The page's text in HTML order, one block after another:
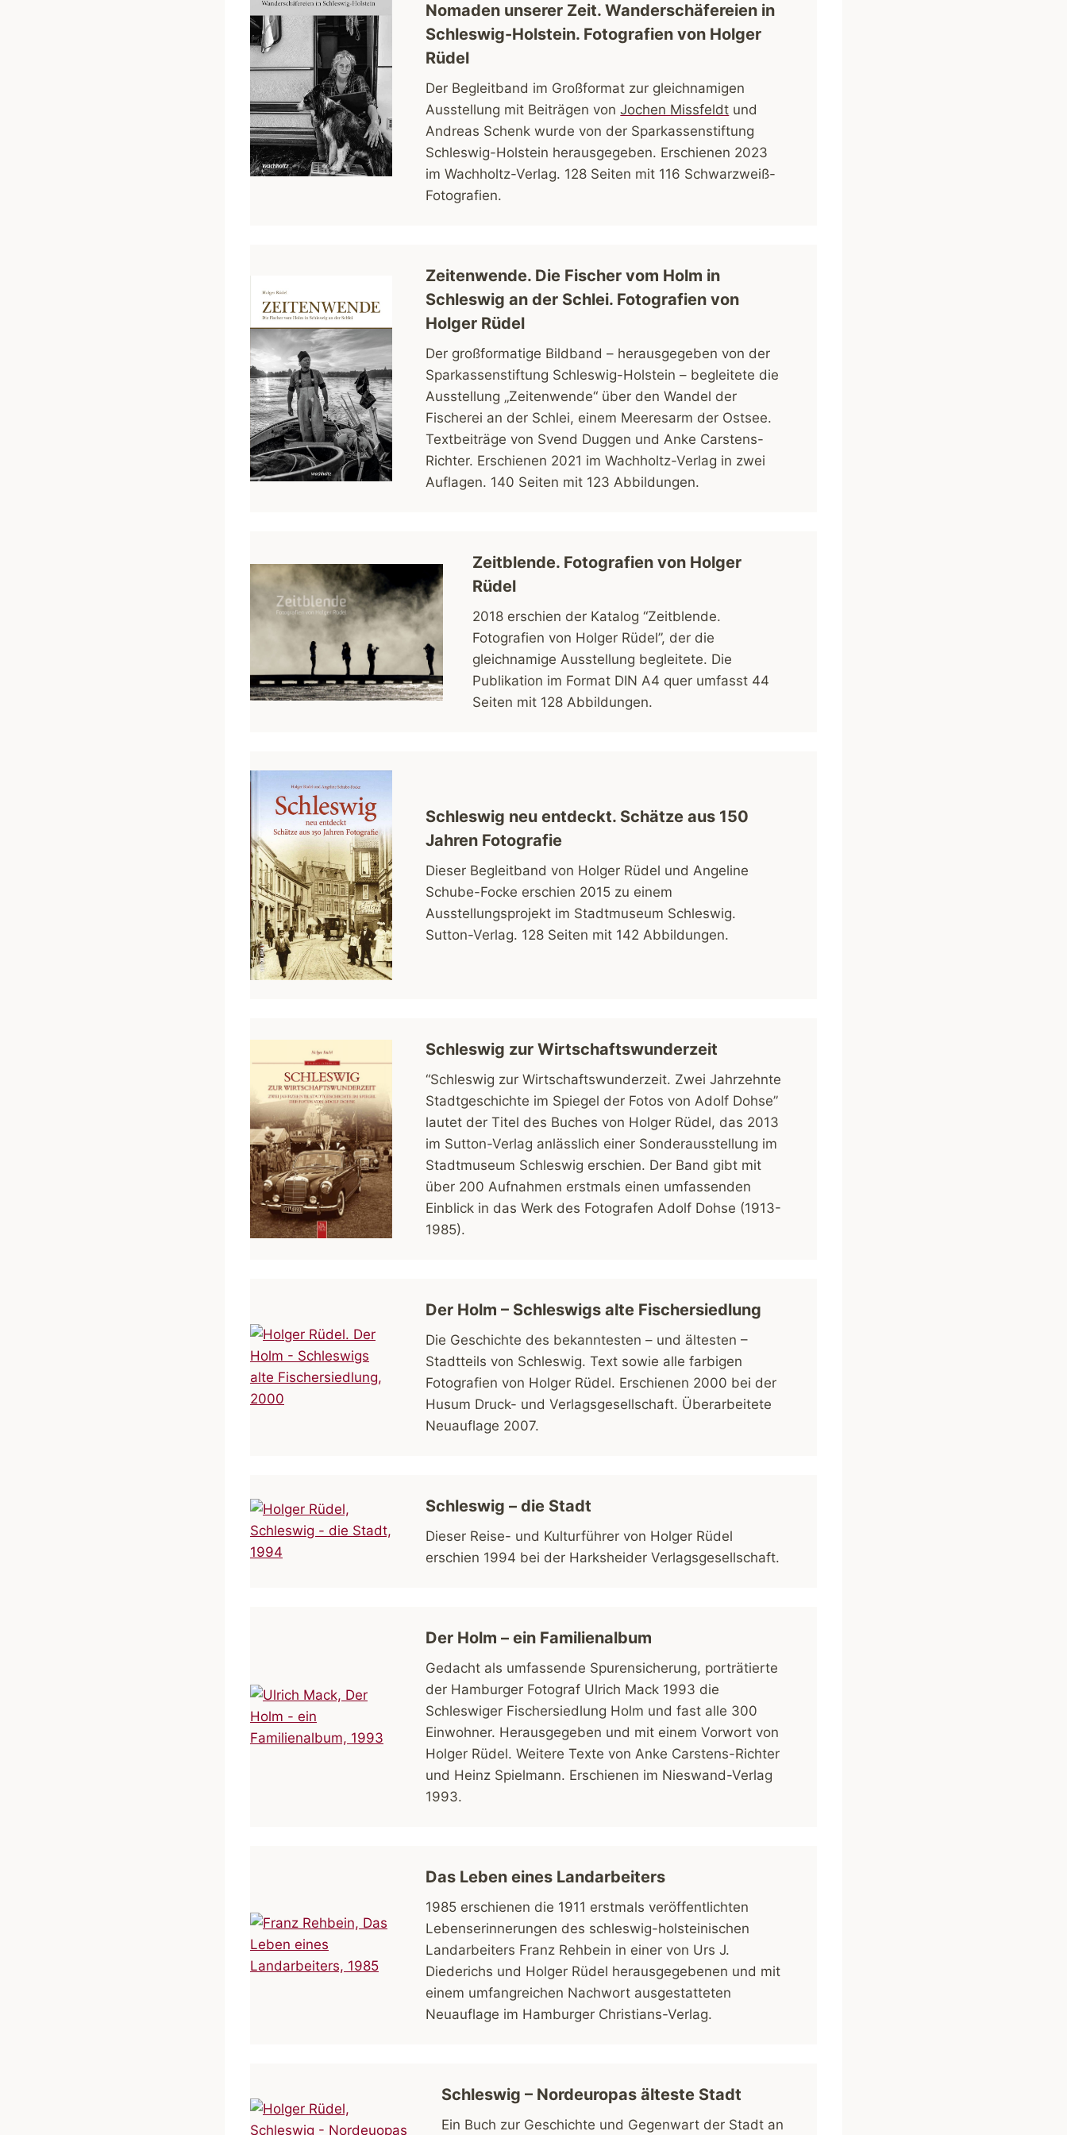
Nomaden unserer Zeit. Wanderschäfereien in
Schleswig-Holstein. Fotografien von Holger
Rüdel
Der Begleitband im Großformat zur gleichnamigen
Ausstellung mit Beiträgen vonJochen Missfeldt und
Andreas Schenk wurde von der Sparkassenstiftung
Schleswig-Holstein herausgegeben. Erschienen 2023
im Wachholtz-Verlag. 128 Seiten mit 116 Schwarzweiß-
Fotografien.
Zeitenwende. Die Fischer vom Holm in
Schleswig an der Schlei. Fotografien von
Holger Rüdel
Der großformatige Bildband – herausgegeben von der
Sparkassenstiftung Schleswig-Holstein – begleitete die
Ausstellung „Zeitenwende“ über den Wandel der
Fischerei an der Schlei, einem Meeresarm der Ostsee.
Textbeiträge von Svend Duggen und Anke Carstens-
Richter. Erschienen 2021 im Wachholtz-Verlag in zwei
Auflagen. 140 Seiten mit 123 Abbildungen.
Zeitblende. Fotografien von Holger
Rüdel
2018 erschien der Katalog “Zeitblende.
Fotografien von Holger Rüdel”, der die
gleichnamige Ausstellung begleitete. Die
Publikation im Format DIN A4 quer umfasst 44
Seiten mit 128 Abbildungen.
Schleswig neu entdeckt. Schätze aus 150
Jahren Fotografie
Dieser Begleitband von Holger Rüdel und Angeline
Schube-Focke erschien 2015 zu einem
Ausstellungsprojekt im Stadtmuseum Schleswig.
Sutton-Verlag. 128 Seiten mit 142 Abbildungen.
Schleswig zur Wirtschaftswunderzeit
“Schleswig zur Wirtschaftswunderzeit. Zwei Jahrzehnte
Stadtgeschichte im Spiegel der Fotos von Adolf Dohse”
lautet der Titel des Buches von Holger Rüdel, das 2013
im Sutton-Verlag anlässlich einer Sonderausstellung im
Stadtmuseum Schleswig erschien. Der Band gibt mit
über 200 Aufnahmen erstmals einen umfassenden
Einblick in das Werk des Fotografen Adolf Dohse (1913-
1985).
Der Holm – Schleswigs alte Fischersiedlung
Die Geschichte des bekanntesten – und ältesten –
Stadtteils von Schleswig. Text sowie alle farbigen
Fotografien von Holger Rüdel. Erschienen 2000 bei der
Husum Druck- und Verlagsgesellschaft. Überarbeitete
Neuauflage 2007.
Schleswig – die Stadt
Dieser Reise- und Kulturführer von Holger Rüdel
erschien 1994 bei der Harksheider Verlagsgesellschaft.
Der Holm – ein Familienalbum
Gedacht als umfassende Spurensicherung, porträtierte
der Hamburger Fotograf Ulrich Mack 1993 die
Schleswiger Fischersiedlung Holm und fast alle 300
Einwohner. Herausgegeben und mit einem Vorwort von
Holger Rüdel. Weitere Texte von Anke Carstens-Richter
und Heinz Spielmann. Erschienen im Nieswand-Verlag
1993.
Das Leben eines Landarbeiters
1985 erschienen die 1911 erstmals veröffentlichten
Lebenserinnerungen des schleswig-holsteinischen
Landarbeiters Franz Rehbein in einer von Urs J.
Diederichs und Holger Rüdel herausgegebenen und mit
einem umfangreichen Nachwort ausgestatteten
Neuauflage im Hamburger Christians-Verlag.
Schleswig – Nordeuropas älteste Stadt
Ein Buch zur Geschichte und Gegenwart der Stadt an